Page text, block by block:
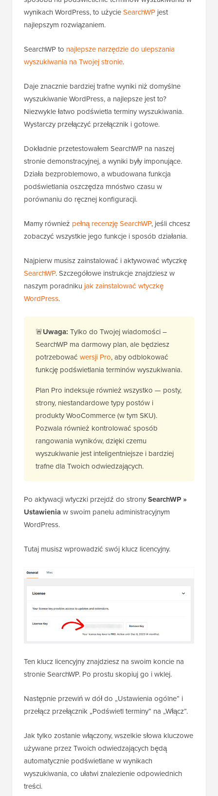
wynikach WordPress, to użycieSearchWP jest
najlepszym rozwiązaniem.
SearchWP to najlepsze narzędzie do ulepszania
wyszukiwania na Twojej stronie.
Daje znacznie bardziej trafne wyniki niż domyślne
wyszukiwanie WordPress, a najlepsze jest to?
Niezwykle łatwo podświetla terminy wyszukiwania.
Wystarczy przełączyć przełącznik i gotowe.
Dokładnie przetestowałem SearchWP na naszej
stronie demonstracyjnej, a wyniki były imponujące.
Działa bezproblemowo, a wbudowana funkcja
podświetlania oszczędza mnóstwo czasu w
porównaniu do ręcznej konfiguracji.
Mamy również pełną recenzję SearchWP, jeśli chcesz
zobaczyć wszystkie jego funkcje i sposób działania.
Najpierw musisz zainstalować i aktywować wtyczkę
SearchWP. Szczegółowe instrukcje znajdziesz w
naszym poradniku jak zainstalować wtyczkę
WordPress.
🚨Uwaga: Tylko do Twojej wiadomości –
SearchWP ma darmowy plan, ale będziesz
potrzebować wersji Pro, aby odblokować
funkcję podświetlania terminów wyszukiwania.
Plan Pro indeksuje również wszystko — posty,
strony, niestandardowe typy postów i
produkty WooCommerce (w tym SKU).
Pozwala również kontrolować sposób
rangowania wyników, dzięki czemu
wyszukiwanie jest inteligentniejsze i bardziej
trafne dla Twoich odwiedzających.
Po aktywacji wtyczki przejdź do stronySearchWP »
Ustawieniaw swoim panelu administracyjnym
WordPress.
Tutaj musisz wprowadzić swój klucz licencyjny.
Ten klucz licencyjny znajdziesz na swoim koncie na
stronie SearchWP. Po prostu skopiuj go i wklej.
Następnie przewiń w dół do „Ustawienia ogólne” i
przełącz przełącznik „Podświetl terminy” na „Włącz”.
Jak tylko zostanie włączony, wszelkie słowa kluczowe
używane przez Twoich odwiedzających będą
automatycznie podświetlane w wynikach
wyszukiwania, co ułatwi znalezienie odpowiednich
treści.